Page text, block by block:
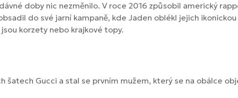
doby nic nezměnilo. V roce 2016 způsobil americký
do své jarní kampaně, kde Jaden oblékl jejich ikonickou
korzety nebo krajkové topy.
šatech Gucci a stal se prvním mužem, který se na obálce